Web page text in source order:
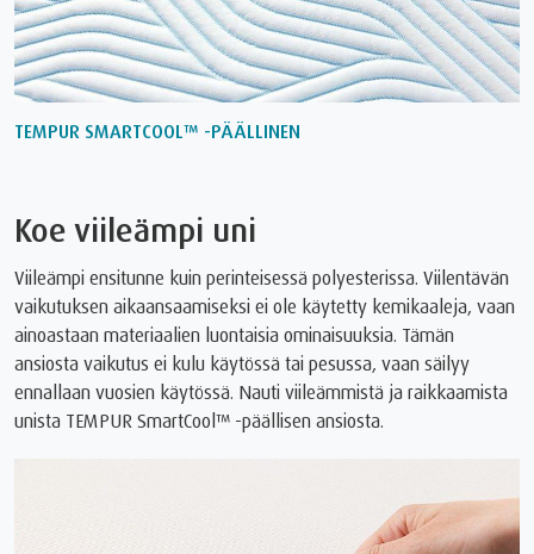
TEMPUR SMARTCOOL™ -PÄÄLLINEN
Koe viileämpi uni
Viileämpi ensitunne kuin perinteisessä polyesterissa. Viilentävän
vaikutuksen aikaansaamiseksi ei ole käytetty kemikaaleja, vaan
ainoastaan materiaalien luontaisia ominaisuuksia. Tämän
ansiosta vaikutus ei kulu käytössä tai pesussa, vaan säilyy
ennallaan vuosien käytössä. Nauti viileämmistä ja raikkaamista
unista TEMPUR SmartCool™ -päällisen ansiosta.